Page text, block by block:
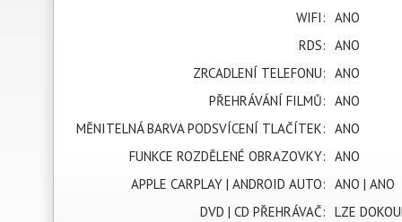
WIFI: ANO
RDS: ANO
ZRCADLENÍ TELEFONU: ANO
PŘEHRÁVÁNÍ FILMŮ: ANO
MĚNITELNÁ BARVA PODSVÍCENÍ TLAČÍTEK: ANO
FUNKCE ROZDĚLENÉ OBRAZOVKY: ANO
APPLE CARPLAY | ANDROID AUTO: ANO | ANO
DVD | CD PŘEHRÁVAČ: LZE